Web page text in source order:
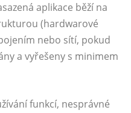
aplikace běží na
(hardwarové
nebo sítí, pokud
a vyřešeny s minimem
funkcí, nesprávné